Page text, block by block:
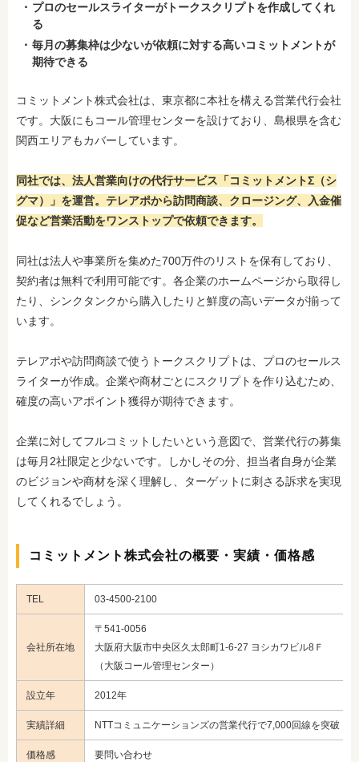
プロのセールスライターがトークスクリプトを作成してくれ
る
毎月の募集枠は少ないが依頼に対する高いコミットメントが
期待できる
コミットメント株式会社は、東京都に本社を構える営業代行会社
です。大阪にもコール管理センターを設けており、島根県を含む
関西エリアもカバーしています。
同社では、法人営業向けの代行サービス「コミットメントΣ（シ
グマ）
」を運営。テレアポから訪問商談、クロージング、入金催
促など営業活動をワンストップで依頼できます。
同社は法人や事業所を集めた700万件のリストを保有しており、
契約者は無料で利用可能です。各企業のホームページから取得し
たり、シンクタンクから購入したりと鮮度の高いデータが揃って
います。
テレアポや訪問商談で使うトークスクリプトは、プロのセールス
ライターが作成。企業や商材ごとにスクリプトを作り込むため、
確度の高いアポイント獲得が期待できます。
企業に対してフルコミットしたいという意図で、営業代行の募集
は毎月2社限定と少ないです。しかしその分、担当者自身が企業
のビジョンや商材を深く理解し、ターゲットに刺さる訴求を実現
してくれるでしょう。
コミットメント株式会社の概要・実績・価格感
TEL 03-4500-2100
会社所在地
〒541-0056
大阪府大阪市中央区久太郎町1-6-27 ヨシカワビル8Ｆ
（大阪コール管理センター）
設立年 2012年
実績詳細 NTTコミュニケーションズの営業代行で7,000回線を突破
価格感 要問い合わせ